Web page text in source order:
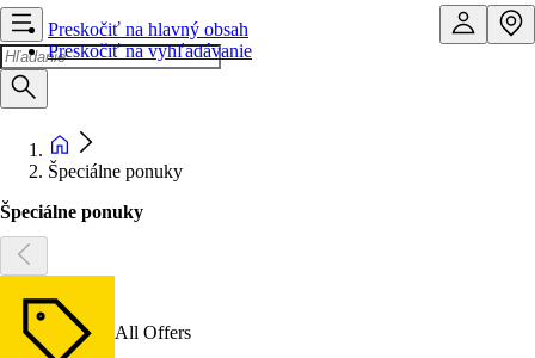
Preskočiť na hlavný obsah
Preskočiť na vyhľadávanie
Špeciálne ponuky
Špeciálne ponuky
All Offers